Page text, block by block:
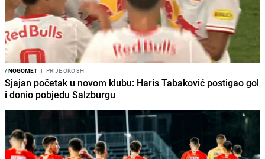
/NOGOMET I PRIJE OKO 8H
Sjajan početak u novom klubu: Haris Tabaković postigao gol
i donio pobjedu Salzburgu